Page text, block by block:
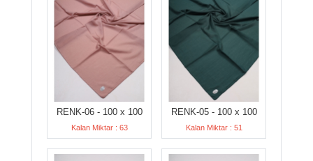
RENK-06 - 100 x 100
Kalan Miktar : 63
RENK-05 - 100 x 100
Kalan Miktar : 51